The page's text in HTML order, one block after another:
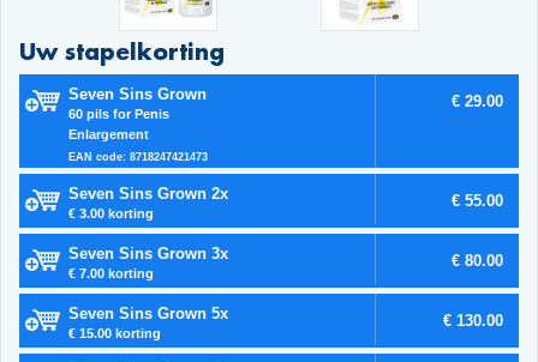
Uw stapelkorting
Seven Sins Grown
60 pils for Penis
Enlargement
EAN code: 8718247421473
€ 29.00
Seven Sins Grown 2x
€ 3.00 korting
€ 55.00
Seven Sins Grown 3x
€ 7.00 korting
€ 80.00
Seven Sins Grown 5x
€ 15.00 korting
€ 130.00